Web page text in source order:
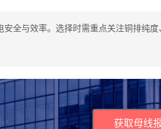
全与效率。选择时需重点关注铜排纯
获取母线